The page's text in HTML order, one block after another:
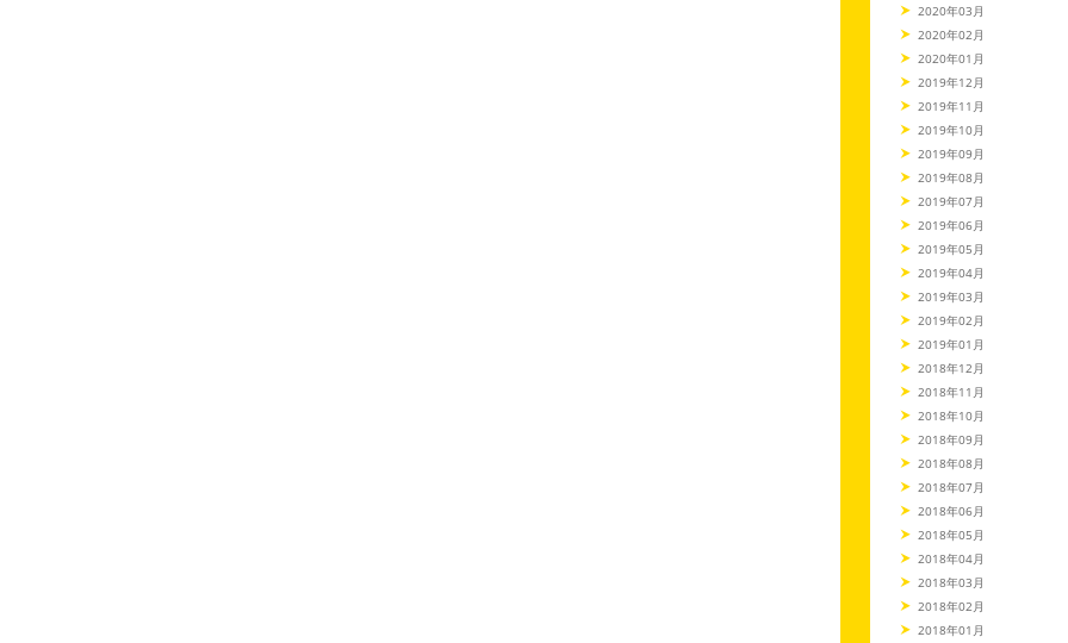
2020年03月
2020年02月
2020年01月
2019年12月
2019年11月
2019年10月
2019年09月
2019年08月
2019年07月
2019年06月
2019年05月
2019年04月
2019年03月
2019年02月
2019年01月
2018年12月
2018年11月
2018年10月
2018年09月
2018年08月
2018年07月
2018年06月
2018年05月
2018年04月
2018年03月
2018年02月
2018年01月